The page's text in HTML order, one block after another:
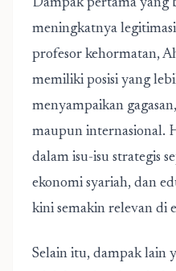
Dampak pertama yang
meningkatnya
profesor kehormatan,
memiliki posisi yang
menyampaikan
maupun internasional.
dalam isu-isu strategis
ekonomi syariah, dan
kini semakin relevan di
Selain itu, dampak lain